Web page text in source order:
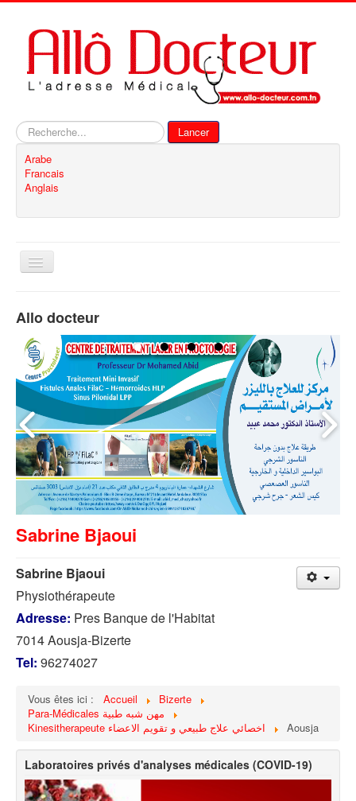
Rechercher
Lancer
Arabe
Francais
Anglais
Basculer
Contact
Allo docteur
Sabrine Bjaoui
Sabrine Bjaoui
Physiothérapeute
Adresse: Pres Banque de l'Habitat
7014 Aousja-Bizerte
Tel: 96274027
Vous êtes ici : Accueil
Bizerte
Para-Médicales مهن شبه طبية
Aousja
Laboratoires privés d'analyses médicales (COVID-19)